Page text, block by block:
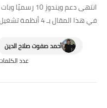
انتهى دعم
في هذا المقال بـ 4 أنظمة تشغيل ننصحك بالابتعاد عنها !
أحمد صفوت صلاح الدين
عدد